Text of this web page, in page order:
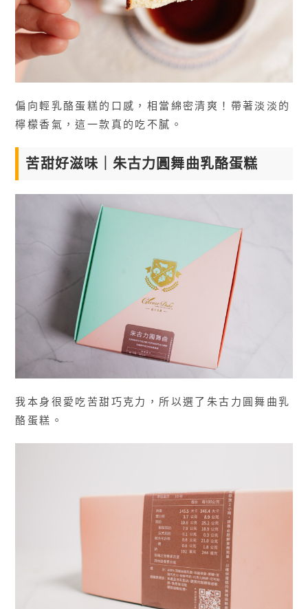
偏向輕乳酪蛋糕的口感，相當綿密清爽！帶著淡淡的
檸檬香氣，這一款真的吃不膩。
苦甜好滋味｜朱古力圓舞曲乳酪蛋糕
我本身很愛吃苦甜巧克力，所以選了朱古力圓舞曲乳
酪蛋糕。